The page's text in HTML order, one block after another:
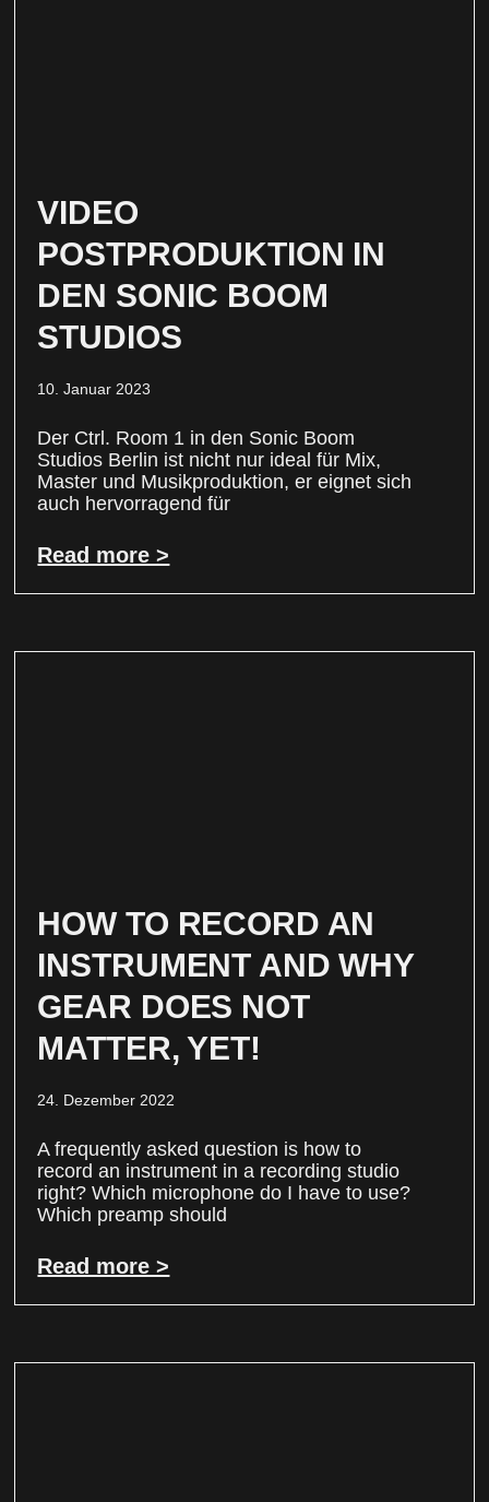
VIDEO
POSTPRODUKTION IN
DEN SONIC BOOM
STUDIOS
10. Januar 2023
Der Ctrl. Room 1 in den Sonic Boom
Studios Berlin ist nicht nur ideal für Mix,
Master und Musikproduktion, er eignet sich
auch hervorragend für
Read more >
HOW TO RECORD AN
INSTRUMENT AND WHY
GEAR DOES NOT
MATTER, YET!
24. Dezember 2022
A frequently asked question is how to
record an instrument in a recording studio
right? Which microphone do I have to use?
Which preamp should
Read more >